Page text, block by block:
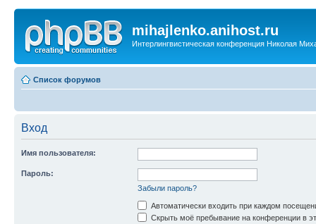
mihajlenko.anihost.ru
Интерлингвистическая конференция Николая
Список форумов
Вход
Имя пользователя:
Пароль:
Забыли пароль?
Автоматически входить при каждом
Скрыть моё пребывание на конференции в